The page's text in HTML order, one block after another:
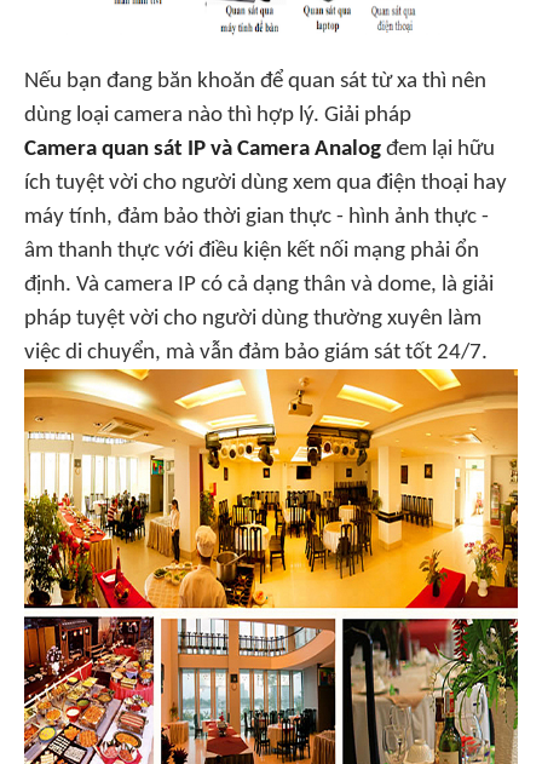
Nếu bạn đang băn khoăn để quan sát từ xa thì nên
dùng loại camera nào thì hợp lý. Giải pháp
Camera quan sát IP và Camera Analog đem lại hữu
ích tuyệt vời cho người dùng xem qua điện thoại hay
máy tính, đảm bảo thời gian thực - hình ảnh thực -
âm thanh thực với điều kiện kết nối mạng phải ổn
định. Và camera IP có cả dạng thân và dome, là giải
pháp tuyệt vời cho người dùng thường xuyên làm
việc di chuyển, mà vẫn đảm bảo giám sát tốt 24/7.